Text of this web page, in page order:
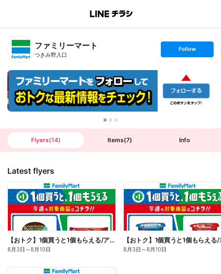
B
n
T
ファミリーマート
つきみ野入口
s
t
w
Follow
Flyers(14) Items(7) Info
Latest flyers
【おトク】1個買うと1個もらえる/アイス
8月3日 ～8月10日 8月3日 ～8月10日